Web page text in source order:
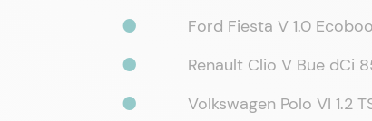
Ford Fiesta V 1.0
Renault Clio V Bue dCi
Volkswagen Polo VI 1.2